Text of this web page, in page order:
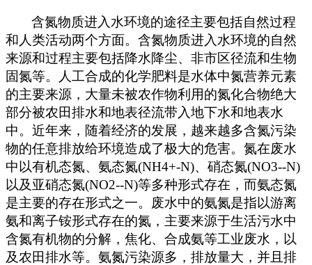
含氮物质进入水环境的途径主要包括自然过程
和人类活动两个方面。含氮物质进入水环境的自然
来源和过程主要包括降水降尘、非市区径流和生物
固氮等。人工合成的化学肥料是水体中氮营养元素
的主要来源，大量未被农作物利用的氮化合物绝大
部分被农田排水和地表径流带入地下水和地表水
中。近年来，随着经济的发展，越来越多含氮污染
物的任意排放给环境造成了极大的危害。氮在废水
中以有机态氮、氨态氮(NH4+-N)、硝态氮(NO3--N)
以及亚硝态氮(NO2--N)等多种形式存在，而氨态氮
是主要的存在形式之一。废水中的氨氮是指以游离
氨和离子铵形式存在的氮，主要来源于生活污水中
含氮有机物的分解，焦化、合成氨等工业废水，以
及农田排水等。氨氮污染源多，排放量大，并且排